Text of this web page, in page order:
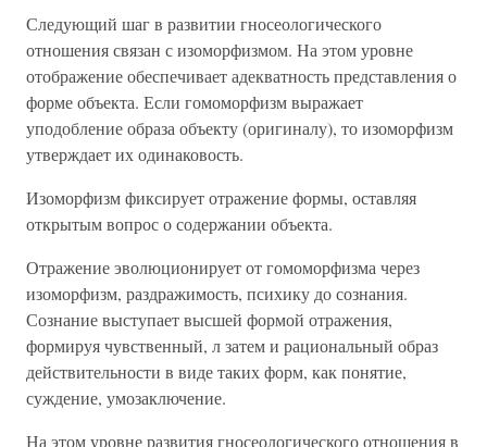
Следующий шаг в развитии гносеологического
отношения связан с изоморфизмом. На этом уровне
отображение обеспечивает адекватность представления о
форме объекта. Если гомоморфизм выражает
уподобление образа объекту (оригиналу), то изоморфизм
утверждает их одинаковость.
Изоморфизм фиксирует отражение формы, оставляя
открытым вопрос о содержании объекта.
Отражение эволюционирует от гомоморфизма через
изоморфизм, раздражимость, психику до сознания.
Сознание выступает высшей формой отражения,
формируя чувственный, л затем и рациональный образ
действительности в виде таких форм, как понятие,
суждение, умозаключение.
На этом уровне развития гносеологического отношения в